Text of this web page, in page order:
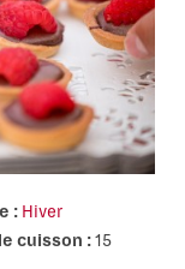
: Hiver
cuisson :15